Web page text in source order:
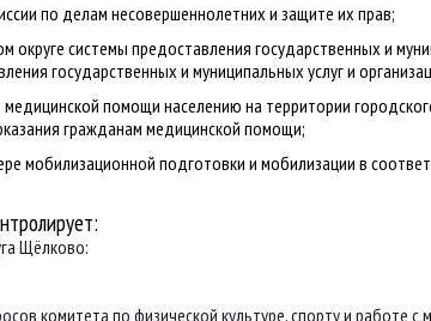
по делам несовершеннолетних и защите их прав;
округе системы предоставления государственных и
государственных и муниципальных услуг и
помощи населению на территории
гражданам медицинской помощи;
мобилизационной подготовки и мобилизации в
Щёлково:
комитета по физической культуре, спорту и работе